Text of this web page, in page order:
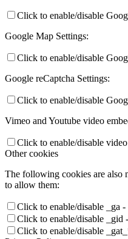
Click to enable/disable
Google Map Settings:
Click to enable/disable
Google reCaptcha Settings:
Click to enable/disable
Vimeo and Youtube video
Click to enable/disable video
Other cookies
The following cookies are also
to allow them:
Click to enable/disable _ga
Click to enable/disable
Click to enable/disable